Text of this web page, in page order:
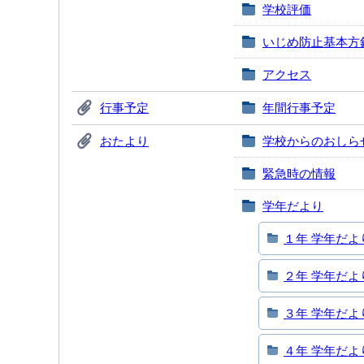
学校評価
いじめ防止基本方
アクセス
行事予定 年間行事予定
おたより 学校からのおしら
緊急時の情報
学年だより
１年 学年だよ
２年 学年だよ
３年 学年だよ
４年 学年だよ